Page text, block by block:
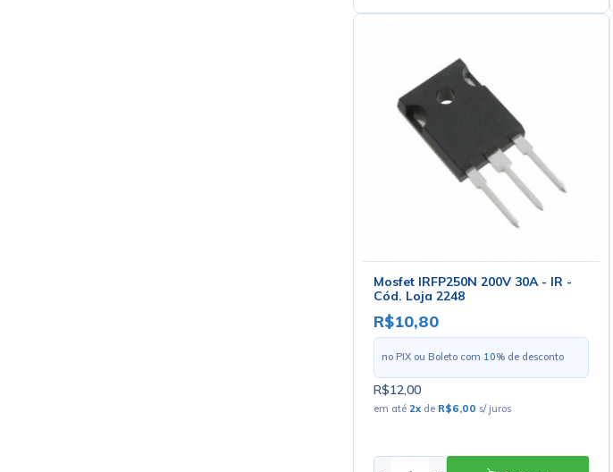
Mosfet IRFP250N 200V 30A - IR -
Cód. Loja 2248
R$10,80
no PIX ou Boleto com 10% de desconto
R$12,00
em até 2xde R$6,00 s/ juros